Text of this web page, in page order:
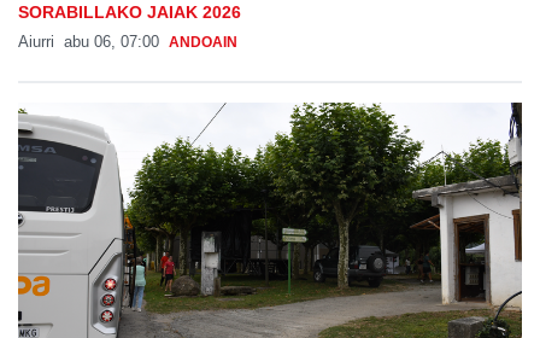
SORABILLAKO JAIAK 2026
Aiurri abu 06, 07:00 ANDOAIN